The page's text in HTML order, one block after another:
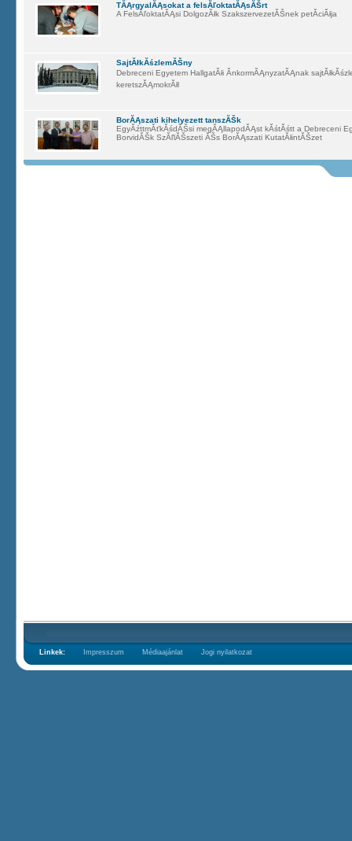
TĂĄrgyalĂĄsokat a felsĂľoktatĂĄsĂŠrt
A FelsĂľoktatĂĄsi DolgozĂłk SzakszervezetĂŠnek petĂ­ciĂłja
SajtĂłkĂśzlemĂŠny
Debreceni Egyetem HallgatĂłi ĂnkormĂĄnyzatĂĄnak
keretszĂĄmokrĂłl
BorĂĄszati kihelyezett tanszĂŠk
EgyĂźttmĂťkĂśdĂŠsi megĂĄllapodĂĄst kĂśtĂśtt a Debreceni
BorvidĂŠk SzĂľlĂŠszeti ĂŠs BorĂĄszati KutatĂłintĂŠzet
Linkek: Impresszum Médiaajánlat Jogi nyilatkozat